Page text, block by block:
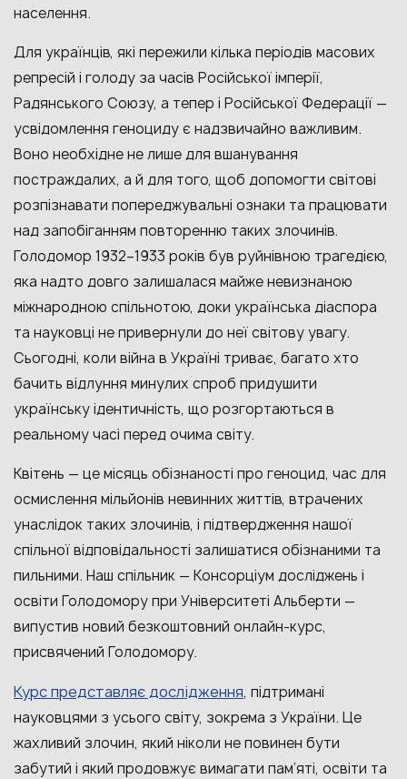
населення.
Для українців, які пережили кілька періодів масових
репресій і голоду за часів Російської імперії,
Радянського Союзу, а тепер і Російської Федерації —
усвідомлення геноциду є надзвичайно важливим.
Воно необхідне не лише для вшанування
постраждалих, а й для того, щоб допомогти світові
розпізнавати попереджувальні ознаки та працювати
над запобіганням повторенню таких злочинів.
Голодомор 1932–1933 років був руйнівною трагедією,
яка надто довго залишалася майже невизнаною
міжнародною спільнотою, доки українська діаспора
та науковці не привернули до неї світову увагу.
Сьогодні, коли війна в Україні триває, багато хто
бачить відлуння минулих спроб придушити
українську ідентичність, що розгортаються в
реальному часі перед очима світу.
Квітень — це місяць обізнаності про геноцид, час для
осмислення мільйонів невинних життів, втрачених
унаслідок таких злочинів, і підтвердження нашої
спільної відповідальності залишатися обізнаними та
пильними. Наш спільник — Консорціум досліджень і
освіти Голодомору при Університеті Альберти —
випустив новий безкоштовний онлайн-курс,
присвячений Голодомору.
Курс представляє дослідження, підтримані
науковцями з усього світу, зокрема з України. Це
жахливий злочин, який ніколи не повинен бути
забутий і який продовжує вимагати пам’яті, освіти та